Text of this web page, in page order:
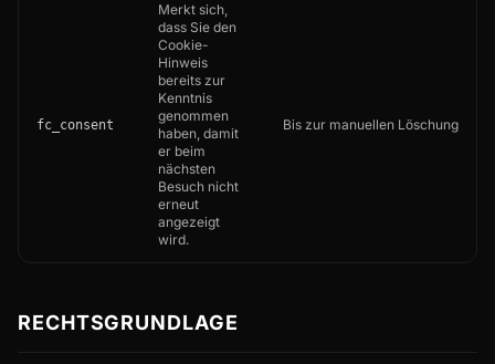
fc_consent
Merkt sich,
dass Sie den
Cookie-
Hinweis
bereits zur
Kenntnis
genommen
haben, damit
er beim
nächsten
Besuch nicht
erneut
angezeigt
wird.
Bis zur manuellen Löschung
RECHTSGRUNDLAGE